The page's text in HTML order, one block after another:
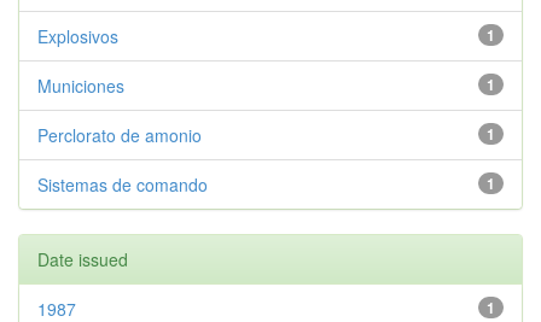
1
Explosivos
1
Municiones
1
Perclorato de amonio
1
Sistemas de comando
Date issued
1
1987